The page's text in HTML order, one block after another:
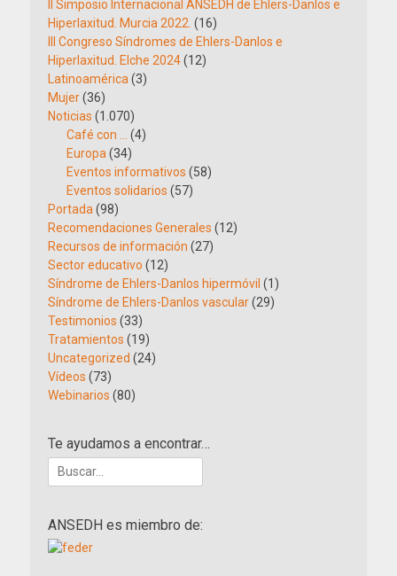
II Simposio Internacional ANSEDH de Ehlers-Danlos e
Hiperlaxitud. Murcia 2022. (16)
III Congreso Síndromes de Ehlers-Danlos e
Hiperlaxitud. Elche 2024(12)
Latinoamérica (3)
Mujer(36)
Noticias (1.070)
Café con …
(4)
Europa (34)
Eventos informativos (58)
Eventos solidarios (57)
Portada (98)
Recomendaciones Generales (12)
Recursos de información (27)
Sector educativo (12)
Síndrome de Ehlers-Danlos hipermóvil (1)
Síndrome de Ehlers-Danlos vascular(29)
Testimonios (33)
Tratamientos (19)
Uncategorized (24)
Vídeos (73)
Webinarios (80)
Te ayudamos a encontrar…
Buscar:
ANSEDH es miembro de: